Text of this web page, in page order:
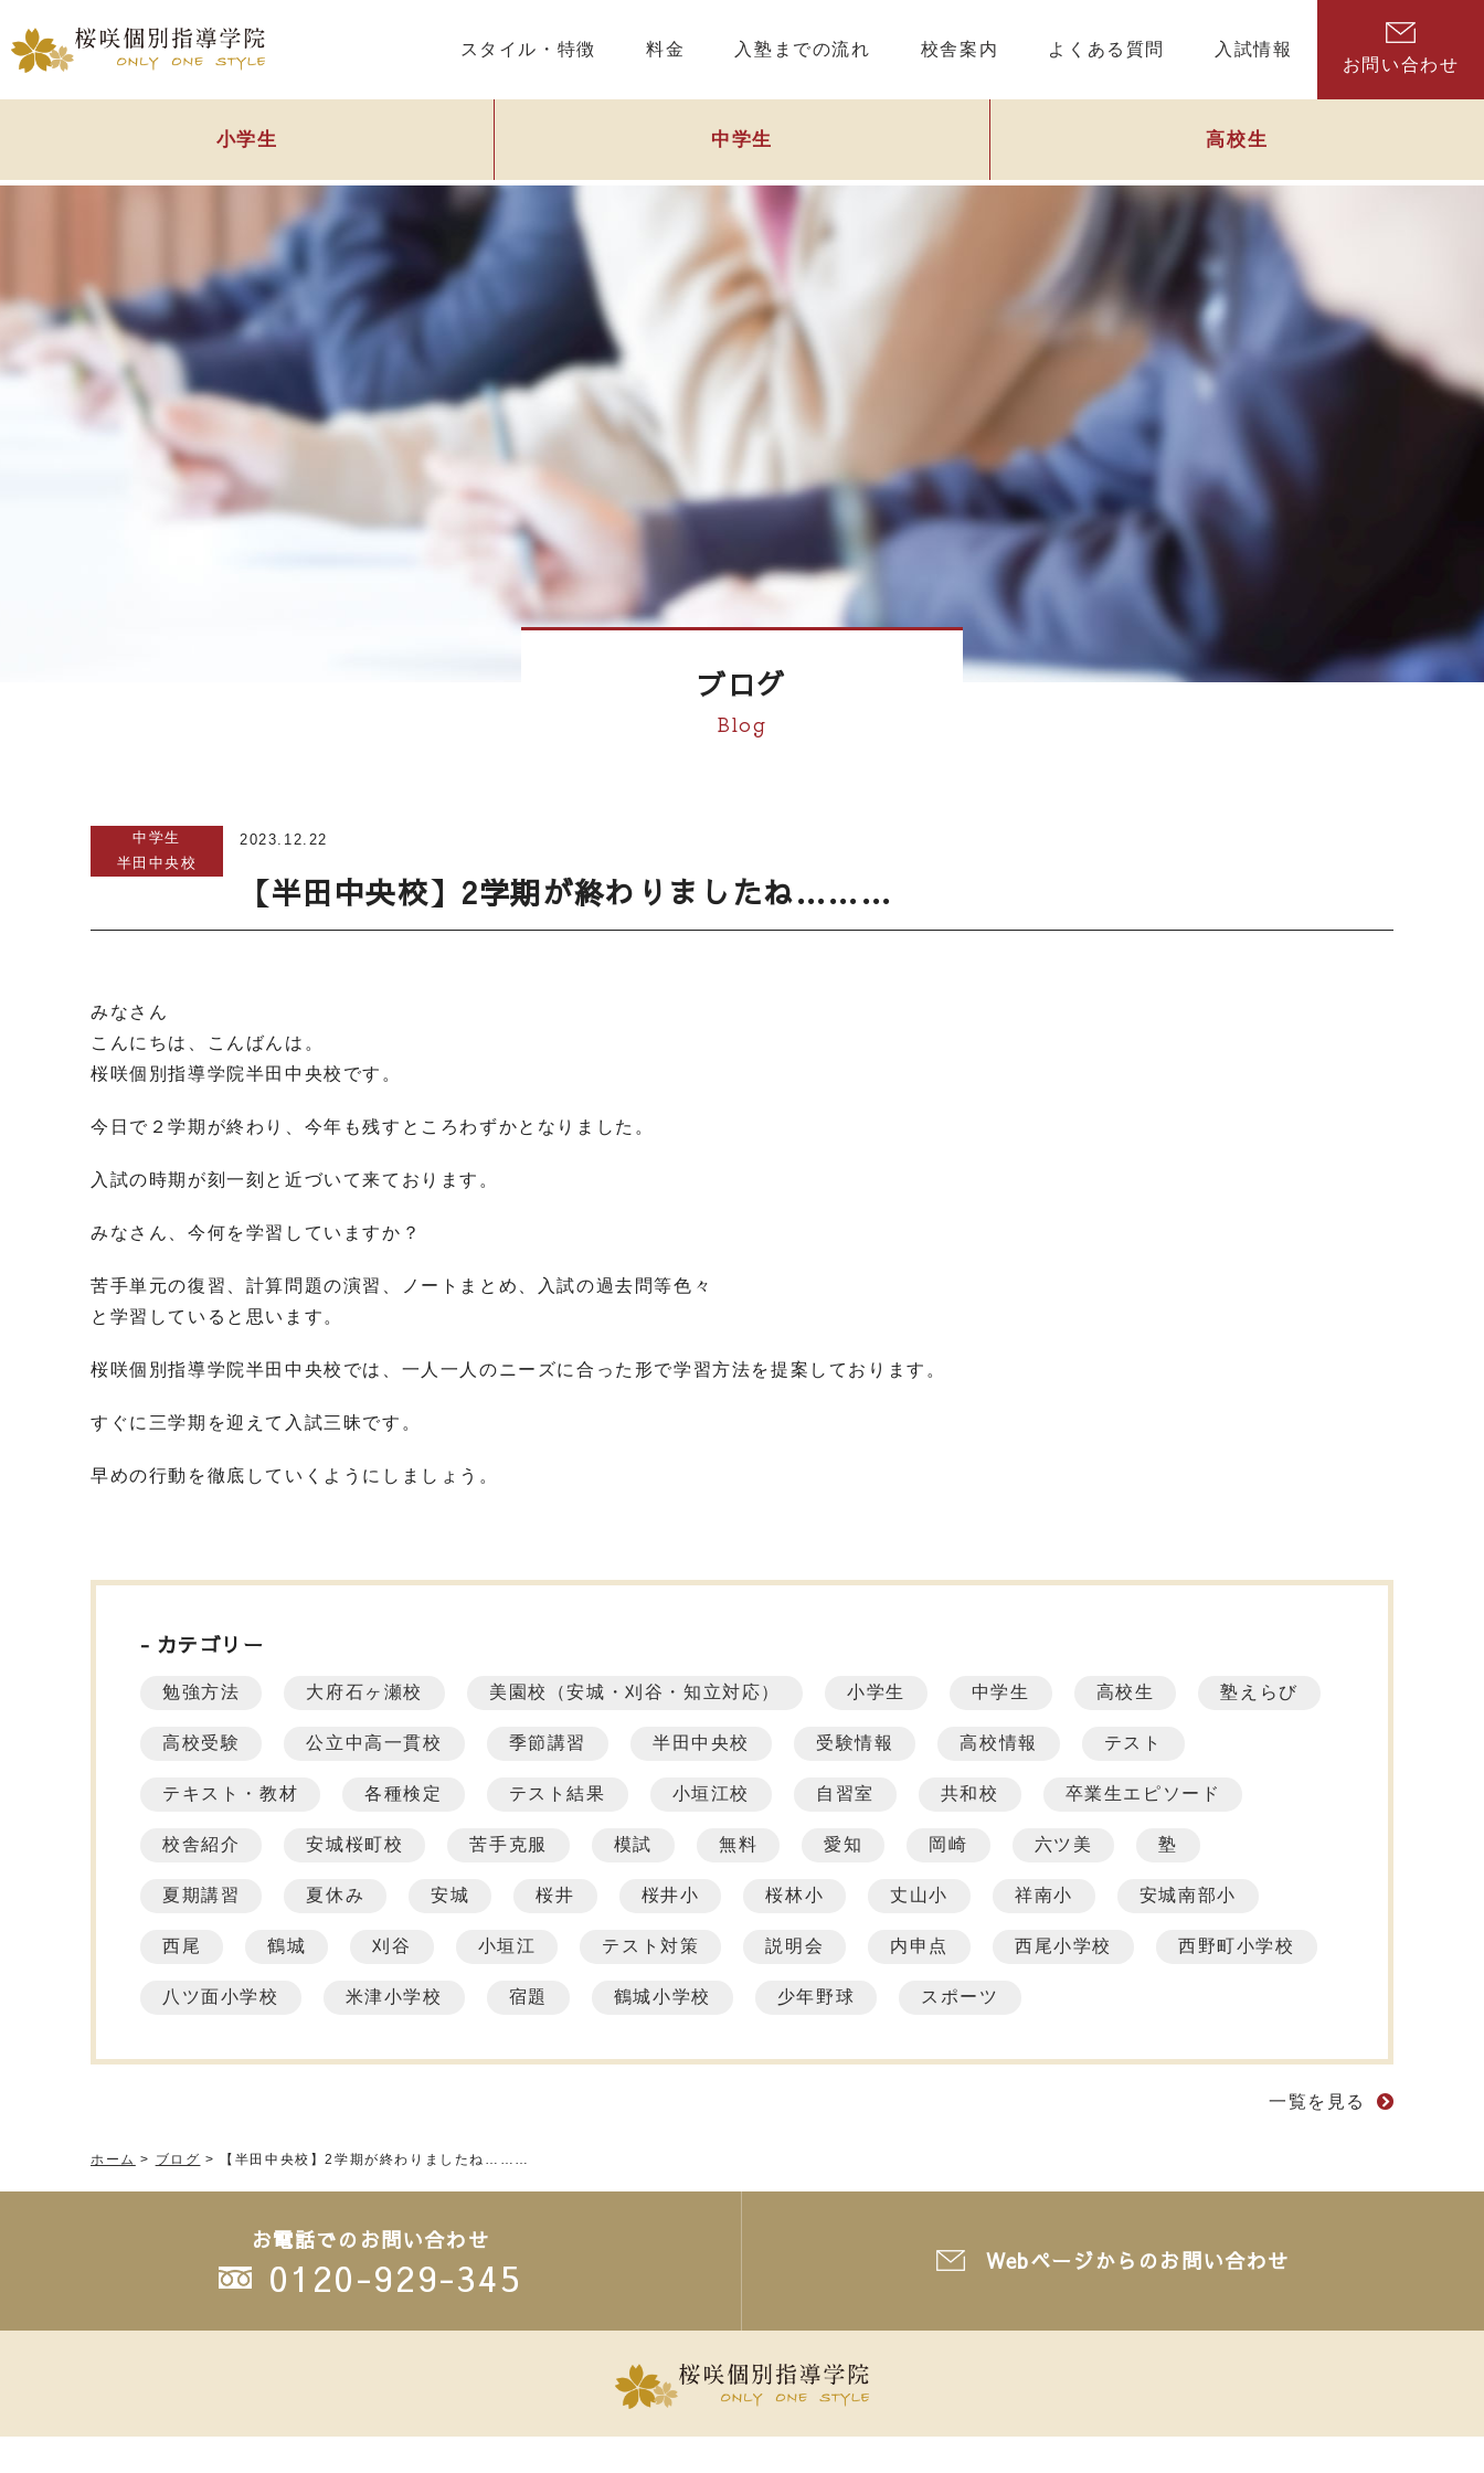
スタイル・特徴 料金 入塾までの流れ 校舎案内 よくある質問
入試情報
お問い合わせ
小学生 中学生 高校生
ブログ
Blog
中学生
半田中央校
2023.12.22
【半田中央校】2学期が終わりましたね………
みなさん
こんにちは、こんばんは。
桜咲個別指導学院半田中央校です。
今日で２学期が終わり、今年も残すところわずかとなりました。
入試の時期が刻一刻と近づいて来ております。
みなさん、今何を学習していますか？
苦手単元の復習、計算問題の演習、ノートまとめ、入試の過去問等色々
と学習していると思います。
桜咲個別指導学院半田中央校では、一人一人のニーズに合った形で学習方法を提案しております。
すぐに三学期を迎えて入試三昧です。
早めの行動を徹底していくようにしましょう。
カテゴリー
勉強方法 大府石ヶ瀬校 美園校（安城・刈谷・知立対応） 小学生 中学生 高校生 塾えらび
高校受験 公立中高一貫校 季節講習 半田中央校 受験情報 高校情報 テスト
テキスト・教材 各種検定 テスト結果 小垣江校 自習室 共和校 卒業生エピソード
校舎紹介 安城桜町校 苦手克服 模試 無料 愛知 岡崎 六ツ美 塾
夏期講習 夏休み 安城 桜井 桜井小 桜林小 丈山小 祥南小 安城南部小
西尾 鶴城 刈谷 小垣江 テスト対策 説明会 内申点 西尾小学校 西野町小学校
八ツ面小学校 米津小学校 宿題 鶴城小学校 少年野球 スポーツ
一覧を見る
ホーム > ブログ > 【半田中央校】2学期が終わりましたね………
お電話でのお問い合わせ
0120-929-345 Webページからのお問い合わせ